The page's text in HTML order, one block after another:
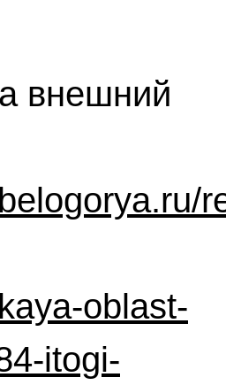
внешний
oblast-
itogi-